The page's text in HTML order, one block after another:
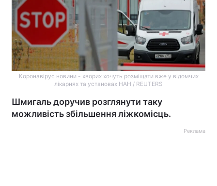
Коронавірус новини - хворих хочуть розміщати вже у відомчих
лікарнях та установах НАН / REUTERS
Шмигаль доручив розглянути таку
можливість збільшення ліжкомісць.
Реклама